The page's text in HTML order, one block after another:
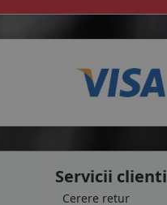
Servicii clienti
Cerere retur